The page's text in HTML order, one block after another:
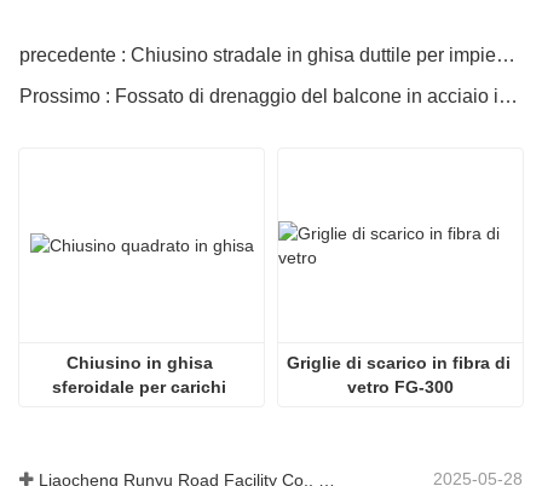
precedente : Chiusino stradale in ghisa duttile per impieghi gravosi cinese
Prossimo : Fossato di drenaggio del balcone in acciaio inossidabile
Chiusino in ghisa
sferoidale per carichi
Griglie di scarico in fibra di
vetro FG-300
2025-05-28